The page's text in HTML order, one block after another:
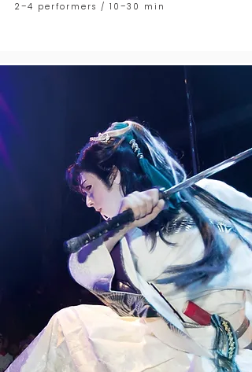
2–4 performers / 10–30 min